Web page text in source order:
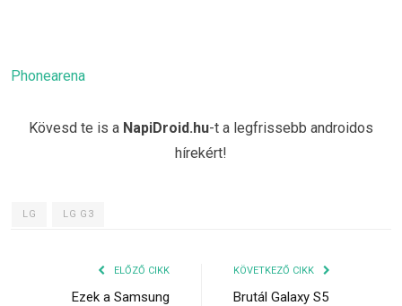
Phonearena
Kövesd te is a NapiDroid.hu-t a legfrissebb androidos
hírekért!
LG LG G3
ELŐZŐ CIKK
Ezek a Samsung
KÖVETKEZŐ CIKK
Brutál Galaxy S5